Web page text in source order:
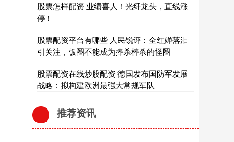
股票怎样配资 业绩喜人！光纤龙头，直线涨
停！
股票配资平台有哪些 人民锐评：全红婵落泪
引关注，饭圈不能成为捧杀棒杀的怪圈
股票配资在线炒股配资 德国发布国防军发展
战略：拟构建欧洲最强大常规军队
推荐资讯